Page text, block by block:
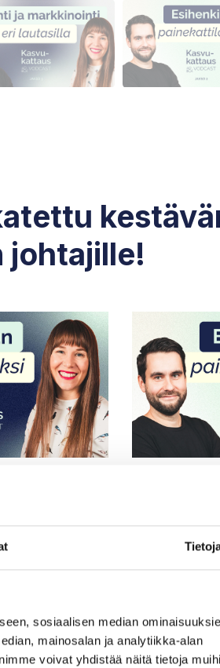
sosiaalisen median
mainosalan ja analytiikka-alan
voivat yhdistää näitä tietoja
johtajille!
Tieto pöydällä
uupuvat. Miksi
mutta
vaikeita
jäävät
Esihenkilöt
tärkeimpiä
mukaan he
Onko
yhtälö
strategian ja